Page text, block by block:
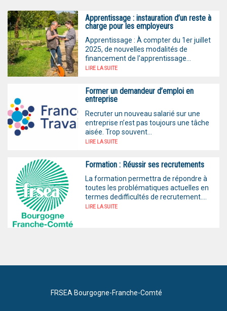
Apprentissage : instauration d’un reste à
charge pour les employeurs
Apprentissage : À compter du 1er juillet
2025, de nouvelles modalités de
financement de l'apprentissage...
LIRE LA SUITE
Former un demandeur d’emploi en
entreprise
Recruter un nouveau salarié sur une
entreprise n’est pas toujours une tâche
aisée. Trop souvent...
LIRE LA SUITE
Formation : Réussir ses recrutements
La formation permettra de répondre à
toutes les problématiques actuelles en
termes dedifficultés de recrutement....
LIRE LA SUITE
FRSEA Bourgogne-Franche-Comté